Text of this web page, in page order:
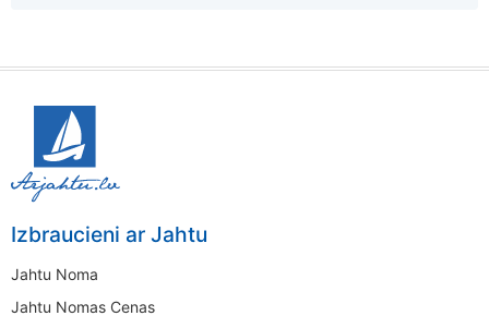
Izbraucieni ar Jahtu
Jahtu Noma
Jahtu Nomas Cenas